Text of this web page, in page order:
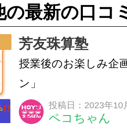
の最新の口コ
芳友珠算塾
授業後のお楽しみ企
ン」
投稿日：2023年10
ペコちゃん